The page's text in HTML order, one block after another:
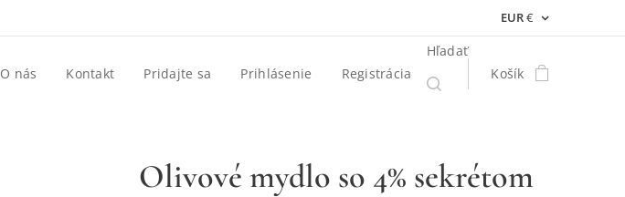
EUR€
O nás Kontakt Pridajte sa Prihlásenie Registrácia
Hľadať
Košík
Olivové mydlo so 4% sekrétom